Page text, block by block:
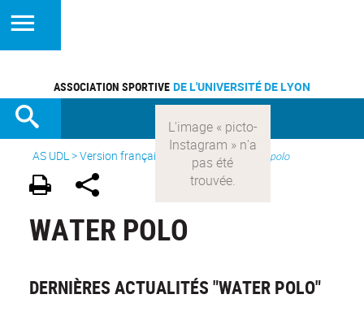
ASSOCIATION SPORTIVE DE L'UNIVERSITÉ DE LYON
AS UDL>Version française > Les sports > Water polo
WATER POLO
DERNIÈRES ACTUALITÉS "WATER POLO"